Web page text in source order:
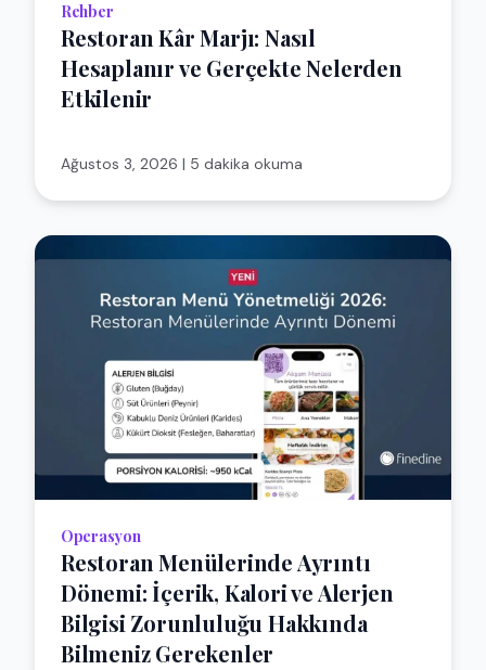
Rehber
Restoran Kâr Marjı: Nasıl
Hesaplanır ve Gerçekte Nelerden
Etkilenir
Ağustos 3, 2026 | 5 dakika okuma
Operasyon
Restoran Menülerinde Ayrıntı
Dönemi: İçerik, Kalori ve Alerjen
Bilgisi Zorunluluğu Hakkında
Bilmeniz Gerekenler